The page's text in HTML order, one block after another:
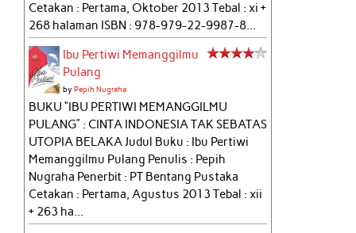
Cetakan : Pertama, Oktober 2013 Tebal : xi +
268 halaman ISBN : 978-979-22-9987-8...
Ibu Pertiwi Memanggilmu
Pulang
byPepih Nugraha
BUKU “IBU PERTIWI MEMANGGILMU
PULANG” : CINTA INDONESIA TAK SEBATAS
UTOPIA BELAKA Judul Buku : Ibu Pertiwi
Memanggilmu Pulang Penulis : Pepih
Nugraha Penerbit : PT Bentang Pustaka
Cetakan : Pertama, Agustus 2013 Tebal : xii
+ 263 ha...